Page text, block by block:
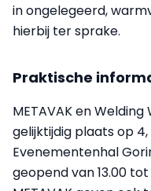
in ongelegeerd,
hierbij ter sprake.
Praktische
METAVAK en
gelijktijdig plaats op
Evenementenhal
geopend van 13.00